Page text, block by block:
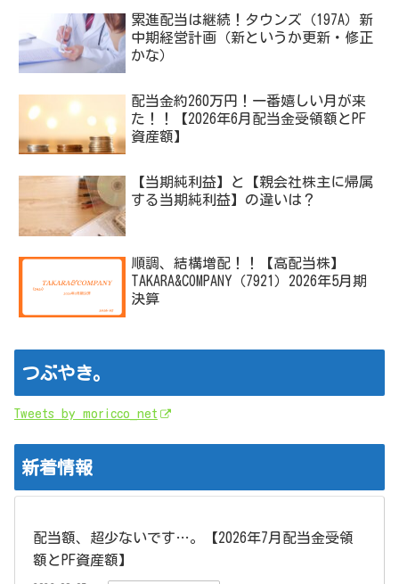
累進配当は継続！タウンズ（197A）新
中期経営計画（新というか更新・修正
かな）
配当金約260万円！一番嬉しい月が来
た！！【2026年6月配当金受領額とPF
資産額】
【当期純利益】と【親会社株主に帰属
する当期純利益】の違いは？
順調、結構増配！！【高配当株】
TAKARA&COMPANY（7921）2026年5月期
決算
つぶやき。
Tweets by moricco_net
新着情報
配当額、超少ないです…。【2026年7月配当金受領
額とPF資産額】